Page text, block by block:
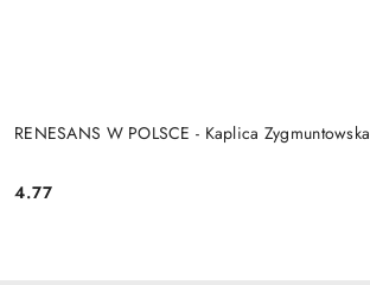
RENESANS W POLSCE - Kaplica Zygmuntowska
Cena:
4.77